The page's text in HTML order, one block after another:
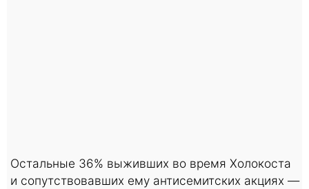
Остальные 36% выживших во время Холокоста
и сопутствовавших ему антисемитских акциях —